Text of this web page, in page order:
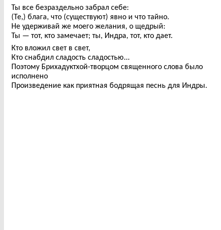
Ты все безраздельно забрал себе:
(Те,) блага, что (существуют) явно и что тайно.
Не удерживай же моего желания, о щедрый:
Ты — тот, кто замечает; ты, Индра, тот, кто дает.
Кто вложил свет в свет,
Кто снабдил сладость сладостью...
Поэтому Брихадуктхой-творцом священного слова было
исполнено
Произведение как приятная бодрящая песнь для Индры.